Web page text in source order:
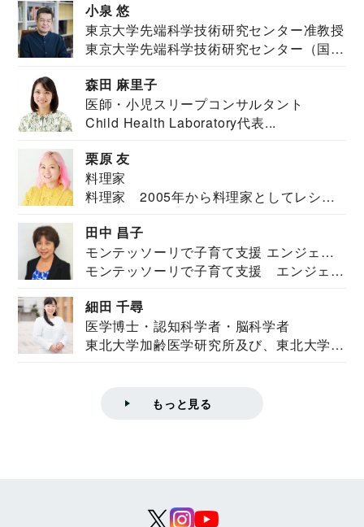
小泉 悠
東京大学先端科学技術研究センター准教授
東京大学先端科学技術研究センター（国際
森田 麻里子
医師・小児スリープコンサルタント
Child Health Laboratory代表...
栗原 友
料理家
料理家 2005年から料理家としてレシピ
田中 昌子
モンテッソーリで子育て支援 エンジェル
ズハウス研究所所長
モンテッソーリで子育て支援 エンジェル
細田 千尋
医学博士・認知科学者・脳科学者
東北大学加齢医学研究所及び、東北大学大
もっと見る